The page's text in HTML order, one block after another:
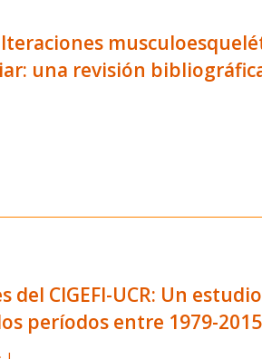
una revisión
CIGEFI-UCR: Un
períodos entre 1979-2015